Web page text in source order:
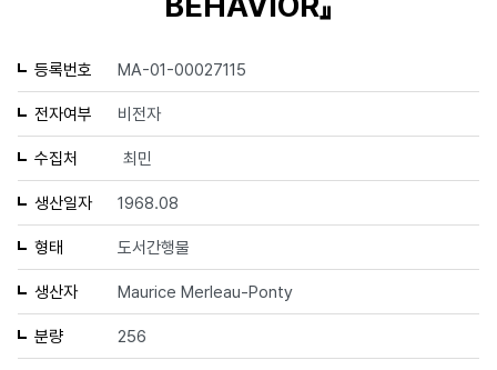
등록번호 MA-01-00027115
전자여부 비전자
수집처 최민
생산일자 1968.08
형태 도서간행물
생산자 Maurice Merleau-Ponty
분량 256